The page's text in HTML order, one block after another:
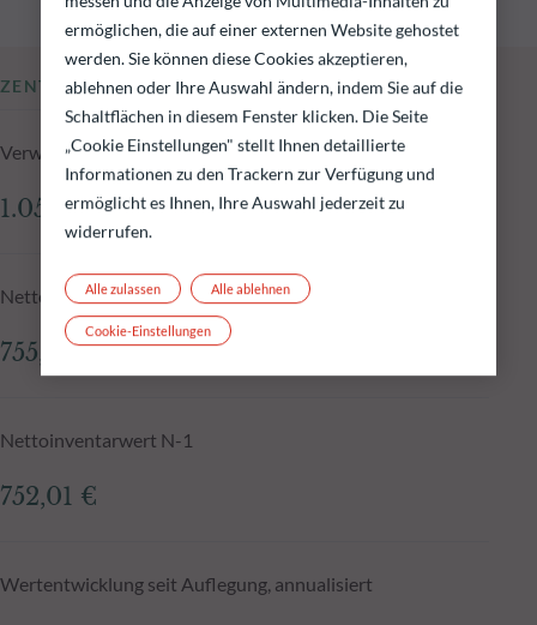
ZENTRALE KENNZAHLEN
Verwaltetes Fondsvolumen zum 05.08.2026
1.055,59 Mio.€
Nettoinventarwert zum 05.08.2026
755,35 €
Nettoinventarwert N-1
752,01 €
Wertentwicklung seit Auflegung, annualisiert
ermöglichen, die auf einer externen Website gehostet
werden. Sie können diese Cookies akzeptieren,
ablehnen oder Ihre Auswahl ändern, indem Sie auf die
Schaltflächen in diesem Fenster klicken. Die Seite
„Cookie Einstellungen" stellt Ihnen detaillierte
Informationen zu den Trackern zur Verfügung und
ermöglicht es Ihnen, Ihre Auswahl jederzeit zu
widerrufen.
Alle ablehnen
Alle zulassen
Cookie-Einstellungen